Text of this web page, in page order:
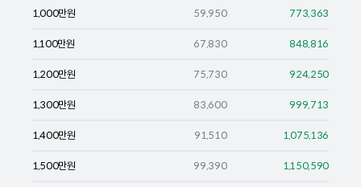
1,000만원 59,950 773,363
1,100만원 67,830 848,816
1,200만원 75,730 924,250
1,300만원 83,600 999,713
1,400만원 91,510 1,075,136
1,500만원 99,390 1,150,590